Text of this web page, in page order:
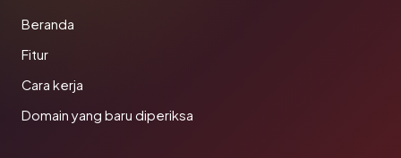
Beranda
Fitur
Cara kerja
Domain yang baru diperiksa